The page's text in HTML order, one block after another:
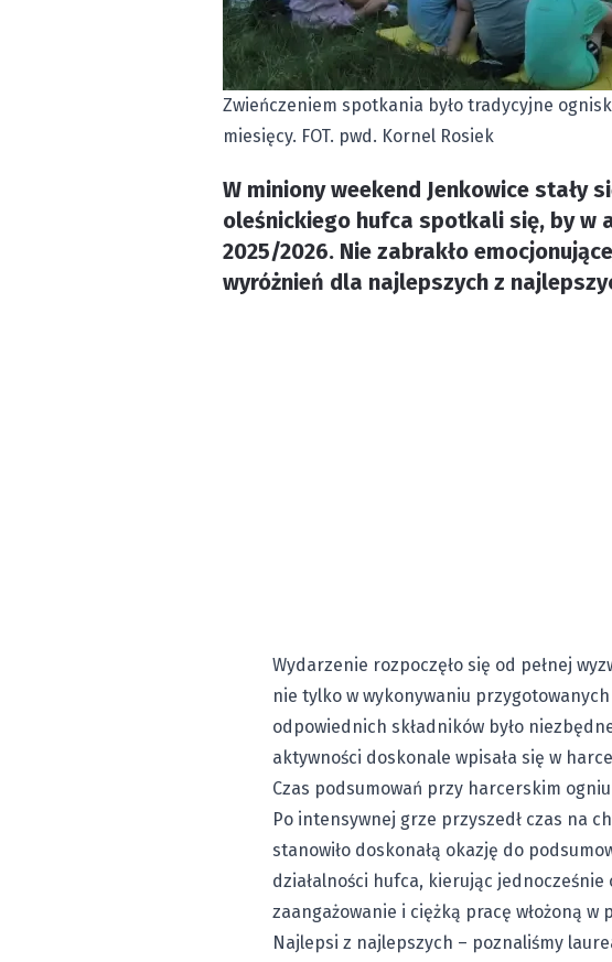
Zwieńczeniem spotkania było tradycyjne
miesięcy. FOT. pwd. Kornel Rosiek
W miniony weekend Jenkowice stały
oleśnickiego hufca spotkali się, by
2025/2026. Nie zabrakło
wyróżnień dla najlepszych z
Wydarzenie rozpoczęło się od pełnej
nie tylko w wykonywaniu
odpowiednich składników było
aktywności doskonale wpisała się w
Czas podsumowań przy harcerskim ogniu
Po intensywnej grze przyszedł czas na
stanowiło doskonałą okazję do
działalności hufca, kierując
zaangażowanie i ciężką pracę włożoną
Najlepsi z najlepszych – poznaliśmy